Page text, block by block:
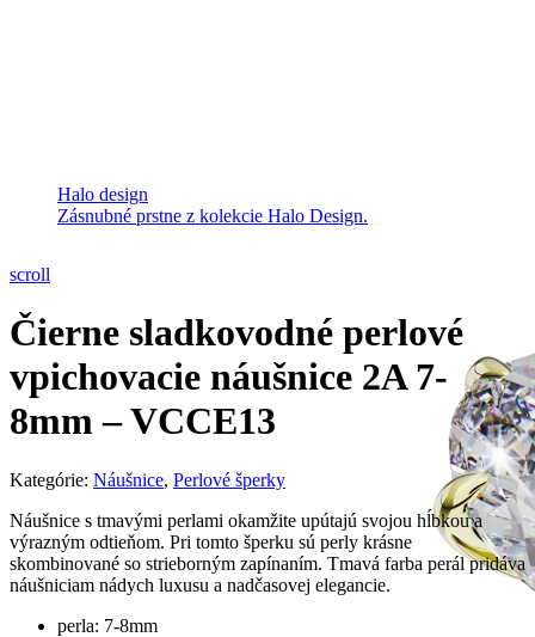
Halo design
Zásnubné prstne z kolekcie Halo Design.
scroll
Čierne sladkovodné perlové
vpichovacie náušnice 2A 7-
8mm – VCCE13
Kategórie: Náušnice, Perlové šperky
Náušnice s tmavými perlami okamžite upútajú svojou hĺbkou a
výrazným odtieňom. Pri tomto šperku sú perly krásne
skombinované so strieborným zapínaním. Tmavá farba perál pridáva
náušniciam nádych luxusu a nadčasovej elegancie.
perla: 7-8mm